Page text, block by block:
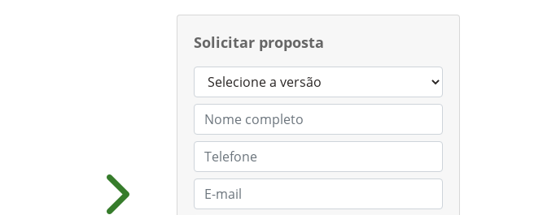
Solicitar proposta
Próximo